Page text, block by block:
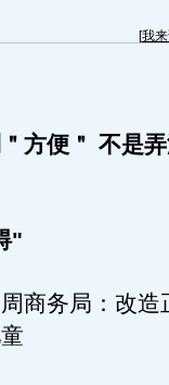
[我
方便＂ 不是
"
务局：改造